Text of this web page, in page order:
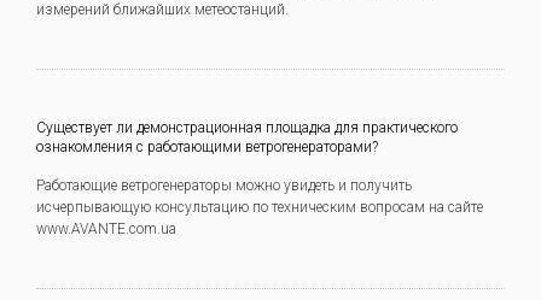
измерений ближайших метеостанций.
Существует ли демонстрационная площадка для практического
ознакомления с работающими ветрогенераторами?
Работающие ветрогенераторы можно увидеть и получить
исчерпывающую консультацию по техническим вопросам на сайте
www.AVANTE.com.ua